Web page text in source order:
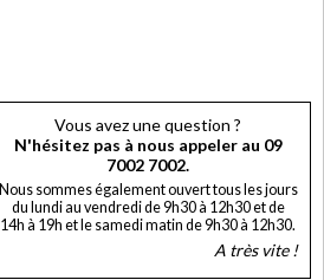
Vous avez une question ?
N'hésitez pas à nous appeler au 09
7002 7002.
Nous sommes également ouvert tous les jours
du lundi au vendredi de 9h30 à 12h30 et de
14h à 19h et le samedi matin de 9h30 à 12h30.
A très vite !